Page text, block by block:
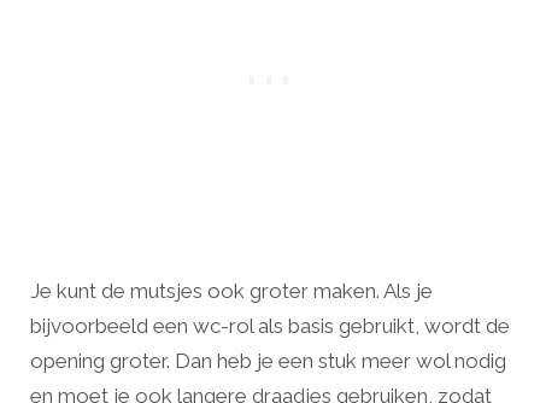
Je kunt de mutsjes ook groter maken. Als je
bijvoorbeeld een wc-rol als basis gebruikt, wordt de
opening groter. Dan heb je een stuk meer wol nodig
en moet je ook langere draadjes gebruiken, zodat